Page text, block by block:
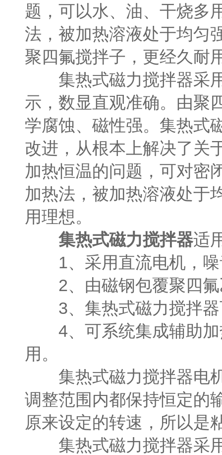
题，可以水、油、干烧多
法，被加热溶液处于均匀
聚四氟搅拌子，更经久耐
集热式磁力搅拌器采用
示，数显直观准确。由聚
学腐蚀、磁性强。集热式
改进，从根本上解决了关
加热恒温的问题，可对密
加热法，被加热溶液处于
用理想。
集热式磁力搅拌器适
1、采用直流电机，噪
2、由磁钢包覆聚四氟
3、集热式磁力搅拌器
4、可系统集成辅助加
用。
集热式磁力搅拌器电机
调整范围内都保持恒定的
原来设定的转速，所以是
集热式磁力搅拌器采用